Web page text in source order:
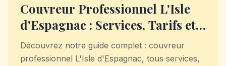
Couvreur Professionnel L'Isle
d'Espagnac : Services, Tarifs et
Conseils 2026
Découvrez notre guide complet : couvreur
professionnel L'Isle d'Espagnac, tous services,